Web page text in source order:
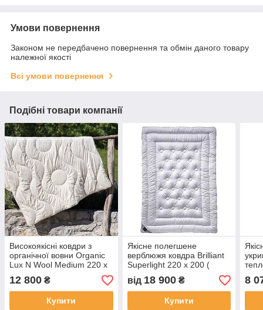
Умови повернення
Законом не передбачено повернення та обмін даного товару
належної якості
Всі умови повернення
Подібні товари компанії
Високоякісні ковдри з
органічної вовни Organic
Lux N Wool Medium 220 х
200 (Словіння)
12 800 ₴
Купити
Якісне полегшене
верблюжя ковдра Brilliant
Superlight 220 х 200 (
Billerbeck, Німеччина)
від 18 900₴
Купити
200
8